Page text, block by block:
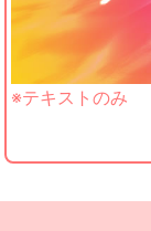
※テキストのみ